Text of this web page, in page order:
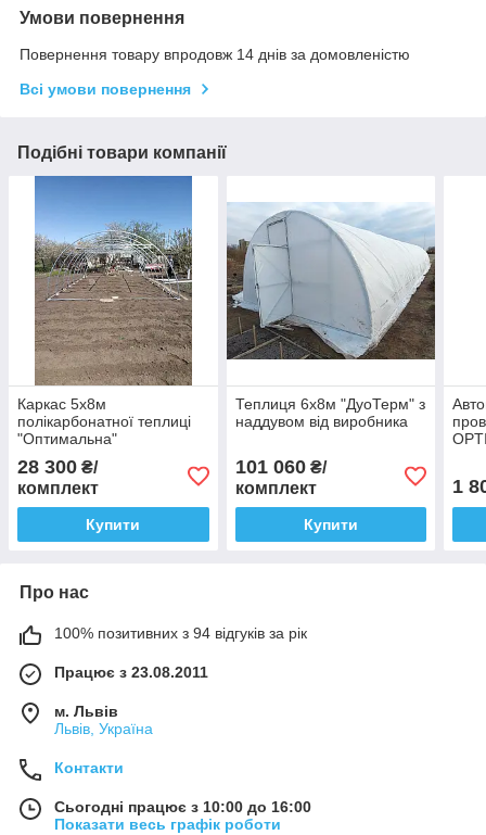
Умови повернення
Повернення товару впродовж 14 днів за домовленістю
Всі умови повернення
Подібні товари компанії
Каркас 5х8м
полікарбонатної теплиці
"Оптимальна"
28 300 ₴/
комплект
Купити
Теплиця 6х8м "ДуоТерм" з
наддувом від виробника
101 060₴/
комплект
Купити
1
Про нас
100% позитивних з 94 відгуків за рік
Працює з 23.08.2011
м. Львів
Львів, Україна
Контакти
Сьогодні працює з 10:00 до 16:00
Показати весь графік роботи